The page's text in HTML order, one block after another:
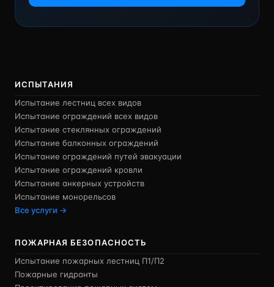
ИСПЫТАНИЯ
Испытание лестниц всех видов
Испытание ограждений всех видов
Испытание стеклянных ограждений
Испытание балконных ограждений
Испытание ограждений путей эвакуации
Испытание ограждений кровли
Испытание анкерных устройств
Испытание монорельсов
Все услуги →
ПОЖАРНАЯ БЕЗОПАСНОСТЬ
Испытание пожарных лестниц П1/П2
Пожарные гидранты